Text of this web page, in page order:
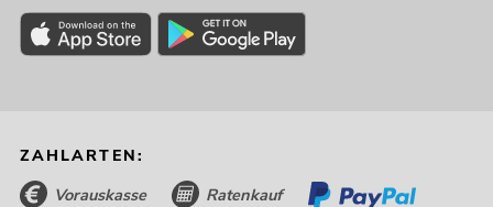
ZAHLARTEN:
Vorauskasse Ratenkauf